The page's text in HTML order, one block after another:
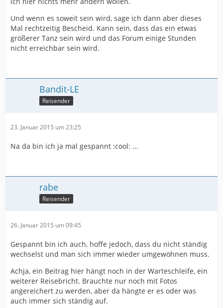
Und wenn es soweit sein wird, sage ich dann aber dieses
Mal rechtzeitig Bescheid. Kann sein, dass das ein etwas
größerer Tanz sein wird und das Forum einige Stunden
nicht erreichbar sein wird.
Bandit-LE
Reisender
23. Januar 2015 um 23:25
Na da bin ich ja mal gespannt :cool: ...
rabe
Reisender
26. Januar 2015 um 09:45
Gespannt bin ich auch, hoffe jedoch, dass du nicht ständig
wechselst und man sich immer wieder umgewöhnen muss.
Achja, ein Beitrag hier hängt noch in der Warteschleife, ein
weiterer Reisebricht. Brauchte nur noch mit Fotos
angereichert zu werden, aber da hängte er es oder was
auch immer sich ständig auf.